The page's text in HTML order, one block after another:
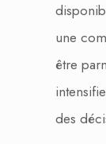
une
être
des